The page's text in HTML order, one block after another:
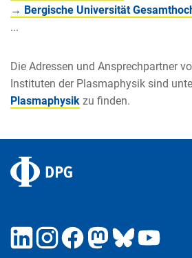
→ Bergische Universität
...
Die Adressen und Ansprechpartner
Instituten der Plasmaphysik sind
Plasmaphysik zu finden.